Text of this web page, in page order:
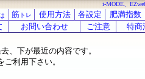
i-MODE、
筋 トレ 使用方法 各設定 肥満指数
お問い合わせ ご注意 特商
、下が最近の内容です。
ご利用下さい。